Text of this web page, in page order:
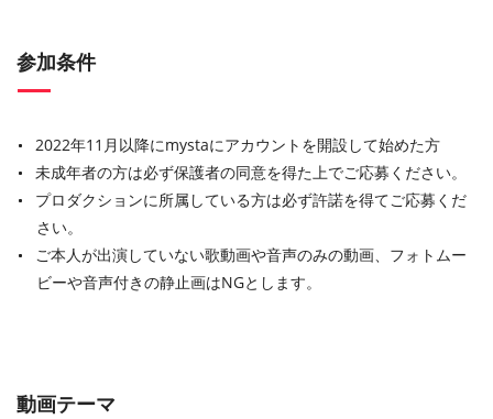
参加条件
2022年11月以降にmystaにアカウントを開設して始めた方
未成年者の方は必ず保護者の同意を得た上でご応募ください。
プロダクションに所属している方は必ず許諾を得てご応募くだ
さい。
ご本人が出演していない歌動画や音声のみの動画、フォトムー
ビーや音声付きの静止画はNGとします。
動画テーマ